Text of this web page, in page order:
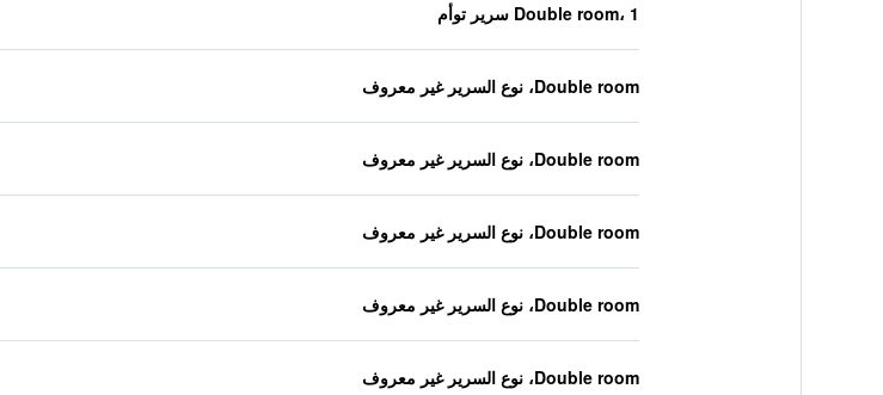
Double room، 1 سرير توأم
Double room، نوع السرير غير معروف
Double room، نوع السرير غير معروف
Double room، نوع السرير غير معروف
Double room، نوع السرير غير معروف
Double room، نوع السرير غير معروف